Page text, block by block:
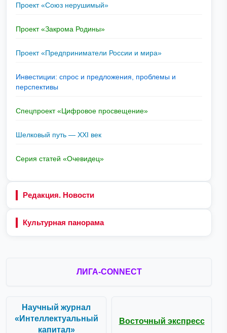
Проект «Союз нерушимый»
Проект «Закрома Родины»
Проект «Предприниматели России и мира»
Инвестиции: спрос и предложения, проблемы и
перспективы
Спецпроект «Цифровое просвещение»
Шелковый путь — XXI век
Серия статей «Очевидец»
Редакция. Новости
Культурная панорама
ЛИГА-CONNECT
Научный журнал
«Интеллектуальный
капитал»
Восточный экспресс